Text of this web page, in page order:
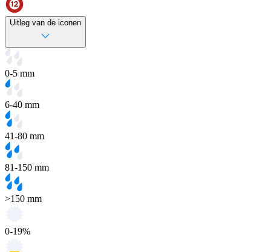
Uitleg van de iconen
0-5 mm
6-40 mm
41-80 mm
81-150 mm
>150 mm
0-19%